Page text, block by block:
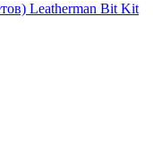
Leatherman Bit Kit